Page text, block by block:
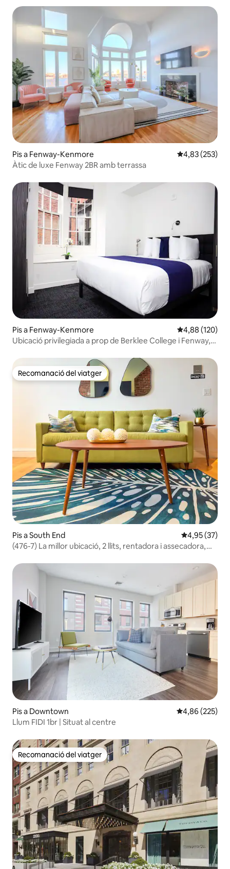
Pis a Fenway-Kenmore 4,83 de
4,83 (253)
Àtic de luxe Fenway 2BR amb terrassa
Pis a Fenway-Kenmore 4,88 de
4,88 (120)
Ubicació privilegiada a prop de Berklee College i Fenway,
Recomanació del viatger
Recomanació del viatger
Pis a South End 4,95 de
4,95 (37)
(476-7) La millor ubicació, 2 llits, rentadora i assecadora,
Pis a Downtown 4,86 de
4,86 (225)
Llum FIDI 1br | Situat al centre
Recomanació del viatger
Recomanació del viatger